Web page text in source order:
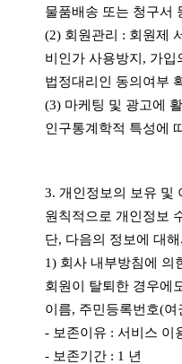
물품배송 또는 청구서
(2) 회원관리 : 회원제
비인가 사용방지, 가
법정대리인 동의여부
(3) 마케팅 및 광고에
인구통계학적 특성에
3. 개인정보의 보유 및
원칙적으로 개인정보
단, 다음의 정보에 대
1) 회사 내부방침에 의
회원이 탈퇴한 경우에
이름, 주민등록번호(
- 보존이유 : 서비스 이
- 보존기간 : 1 년